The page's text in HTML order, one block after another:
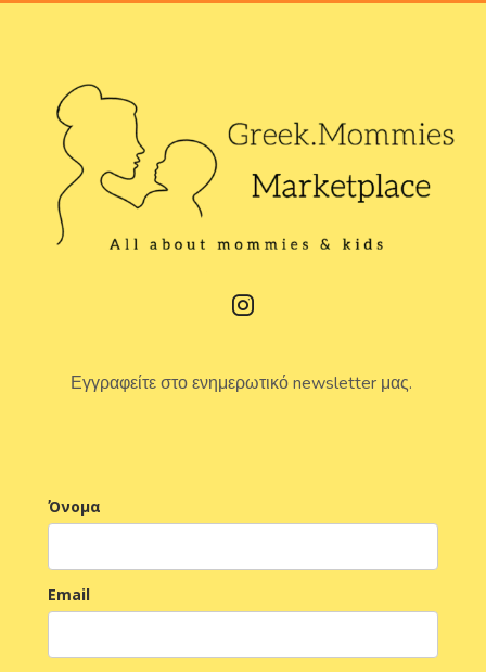
Εγγραφείτε στο ενημερωτικό newsletter μας.
Όνομα
Email